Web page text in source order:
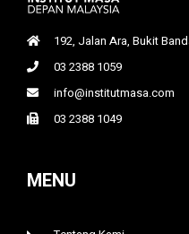
192, Jalan Ara, Bukit
03 2388 1059
info@institutmasa.com
03 2388 1049
MENU